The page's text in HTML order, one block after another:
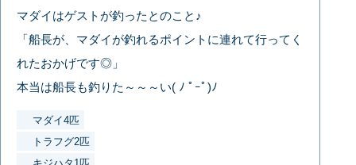
マダイはゲストが釣ったとのこと♪
「船長が、マダイが釣れるポイントに連れて行ってく
れたおかげです◎」
本当は船長も釣りた～～～い( ﾉ ﾟｰﾟ)ﾉ
マダイ4匹
トラフグ2匹